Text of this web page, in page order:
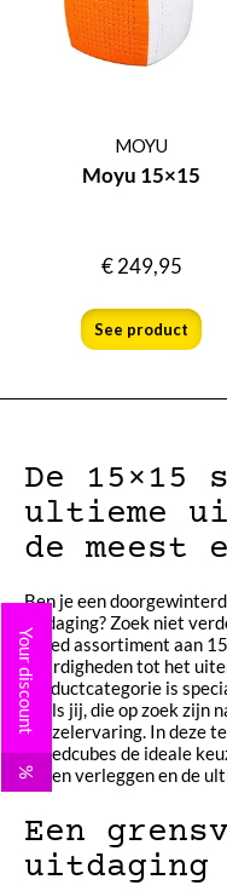
MOYU
Moyu 15×15
€249,95
See product
De 15×15
ultieme
de meest
Ben je een
uitdaging? Zoek niet
breed assortiment aan
vaardigheden tot het
productcategorie is
zoals jij, die op zoek zijn
puzzelervaring. In deze
speedcubes de ideale
willen verleggen en de
Een
uitdaging
Your discount
%